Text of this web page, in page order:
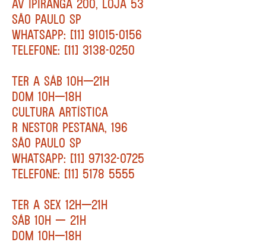
SÃO PAULO SP
WHATSAPP: [11] 91015-0156
TELEFONE: [11] 3138-0250
TER A SÁB 10H—21H
DOM 10H—18H
CULTURA ARTÍSTICA
R NESTOR PESTANA, 196
SÃO PAULO SP
WHATSAPP: [11] 97132-0725
TELEFONE: [11] 5178 5555
TER A SEX 12H—21H
SÁB 10H — 21H
DOM 10H—18H